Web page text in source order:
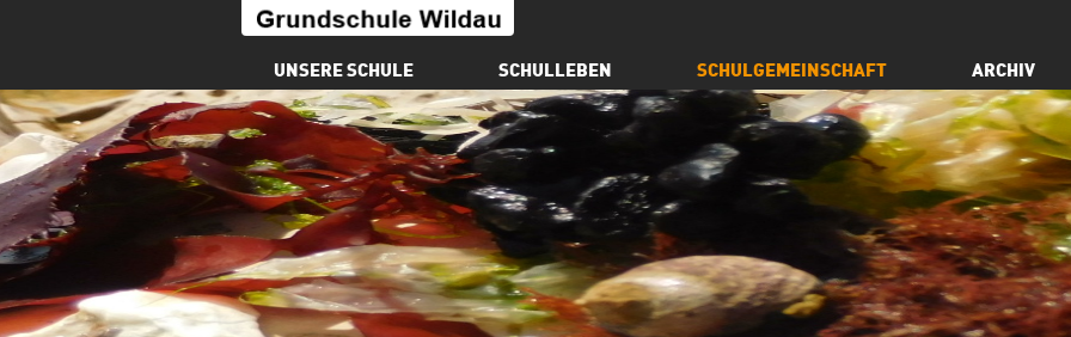
Kontakt
UNSERE SCHULE SCHULLEBEN SCHULGEMEINSCHAFT ARCHIV